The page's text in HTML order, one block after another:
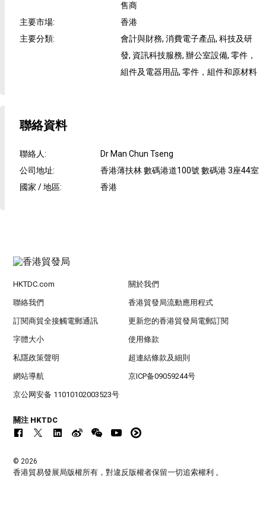
售商
主要市場:
香港
主要分類:
會計與財務, 消費電子產品, 科技及研
發, 資訊科技服務, 辦公室設備, 零件，
組件及電器用品, 零件，組件和原材料
聯絡資料
聯絡人:
Dr Man Chun Tseng
公司地址:
香港薄扶林 數碼港道100號 數碼港 3座44室
國家 / 地區: 香港
HKTDC.com 關於我們
聯絡我們 香港貿發局流動應用程式
訂閱商貿全接觸電郵通訊 更新您的香港貿發局電郵訂閱
字體大小 使用條款
私隱政策聲明 超連結條款及細則
網站導航 京ICP备09059244号
京公网安备 11010102003523号
關注 HKTDC
© 2026
香港貿易發展局版權所有，對違反版權者保留一切追索權利 。